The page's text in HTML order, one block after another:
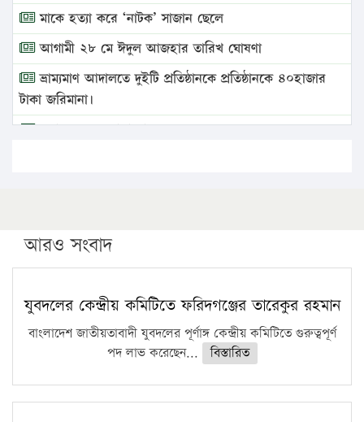
মাকে হত্যা করে ‘নাটক’ সাজান ছেলে
আগামী ২৮ মে ঈদুল আজহার তারিখ ঘোষণা
ভ্রাম্যমাণ আদালতে দুইটি প্রতিষ্ঠানকে প্রতিষ্ঠানকে ৪০হাজার
টাকা জরিমানা।
এবার লঞ্চের ভাড়া বাড়ল
পিএইচডি করছেন কুয়েটের কৃতি…
সারা দেশে বজ্রাঘাতে ১৪ জনের প্রাণহানি
কঠোর হচ্ছে এসএসসি ও এইচএসসি পরীক্ষা
ফরিদগঞ্জে আগুনে পুড়লো ৬ ব্যবসা প্রতিষ্ঠান
আরও সংবাদ
যুবদলের কেন্দ্রীয় কমিটিতে ফরিদগঞ্জের তারেকুর রহমান
বাংলাদেশ জাতীয়তাবাদী যুবদলের পূর্ণাঙ্গ কেন্দ্রীয় কমিটিতে গুরুত্বপূর্ণ
পদ লাভ করেছেন...
বিস্তারিত